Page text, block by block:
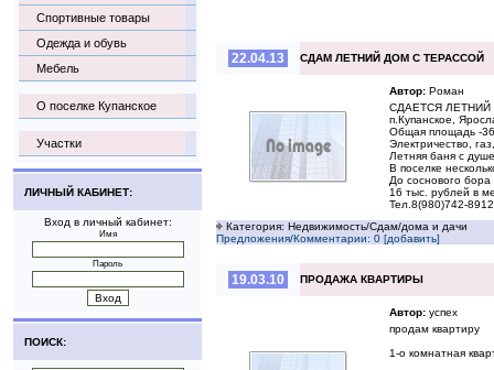
Спортивные товары
Одежда и обувь
Мебель
О поселке Купанское
Участки
ЛИЧНЫЙ КАБИНЕТ:
Вход в личный кабинет:
Имя
Пароль
ПОИСК:
22.04.13 СДАМ ЛЕТНИЙ ДОМ С ТЕРАССОЙ
Автор: Роман
СДАЕТСЯ
п.Купанское,
Общая площадь -
Электричество,
Летняя баня с
В поселке
До соснового
16 тыс. рублей в
Тел.8(980)742-
Категория: Недвижимость/Сдам/дома и дачи
Предложения/Комментарии: 0 [добавить]
19.03.10 ПРОДАЖА КВАРТИРЫ
Автор: успех
продам квартиру
1-о комнатная